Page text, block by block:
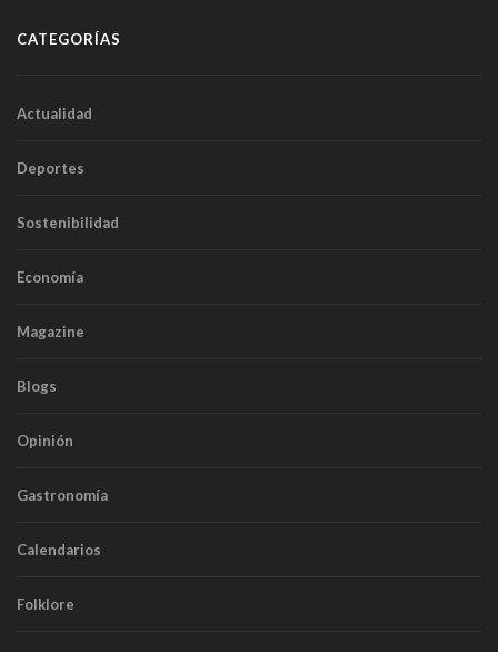
CATEGORÍAS
Actualidad
Deportes
Sostenibilidad
Economía
Magazine
Blogs
Opinión
Gastronomía
Calendarios
Folklore